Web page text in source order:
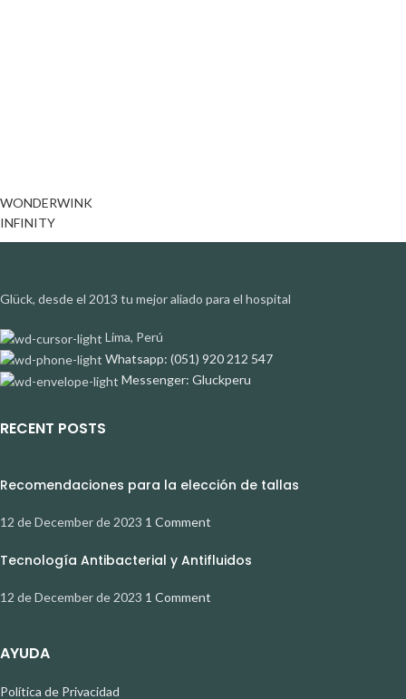
WONDERWINK
INFINITY
Glück, desde el 2013 tu mejor aliado para el hospital
Lima, Perú
Whatsapp: (051) 920 212 547
Messenger: Gluckperu
RECENT POSTS
Recomendaciones para la elección de tallas
12 de December de 2023 1 Comment
Tecnología Antibacterial y Antifluidos
12 de December de 2023 1 Comment
AYUDA
Política de Privacidad